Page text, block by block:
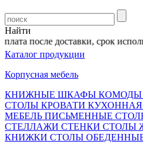
Найти
после доставки, срок
Каталог продукции
Корпусная мебель
КНИЖНЫЕ ШКАФЫ КОМОДЫ
СТОЛЫ КРОВАТИ КУХОННАЯ
МЕБЕЛЬ ПИСЬМЕННЫЕ
СТЕЛЛАЖИ СТЕНКИ СТОЛЫ
КНИЖКИ СТОЛЫ